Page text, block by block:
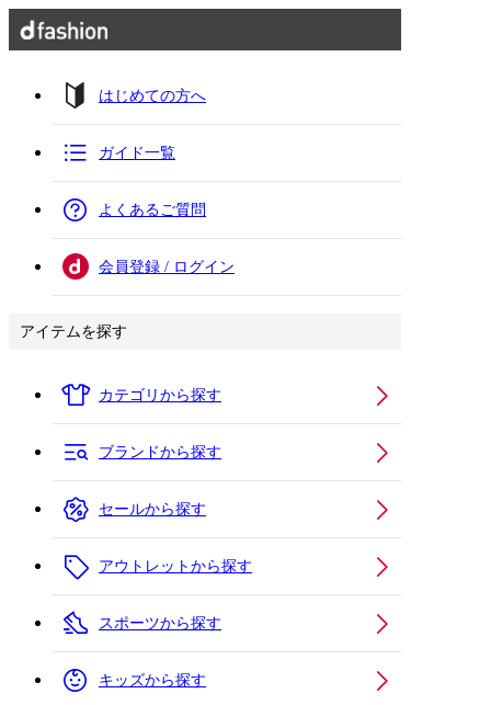
はじめての方へ
ガイド一覧
よくあるご質問
会員登録 / ログイン
アイテムを探す
カテゴリから探す
ブランドから探す
セールから探す
アウトレットから探す
スポーツから探す
キッズから探す